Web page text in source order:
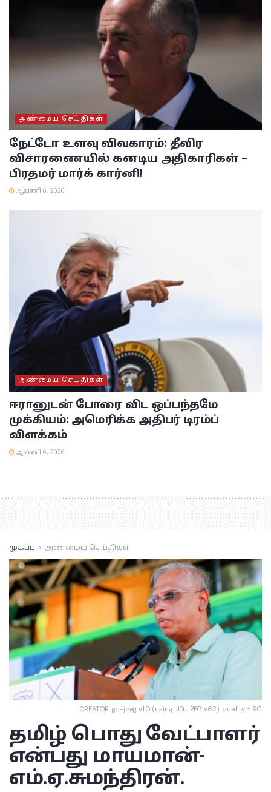
அண்மைய செய்திகள்
நேட்டோ உளவு விவகாரம்: தீவிர
விசாரணையில் கனடிய அதிகாரிகள் –
பிரதமர் மார்க் கார்னி!
ஆவணி 6, 2026
அண்மைய செய்திகள்
ஈரானுடன் போரை விட ஒப்பந்தமே
முக்கியம்: அமெரிக்க அதிபர் டிரம்ப்
விளக்கம்
ஆவணி 6, 2026
முகப்பு அண்மைய செய்திகள்
CREATOR: gd-jpeg v1.0 (using IJG JPEG v62), quality = 90
தமிழ் பொது வேட்பாளர்
என்பது மாயமான்-
எம்.ஏ.சுமந்திரன்.